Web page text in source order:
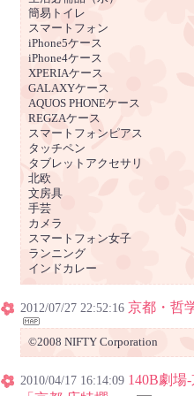
簡易トイレ
スマートフォン
iPhone5ケース
iPhone4ケース
XPERIAケース
GALAXYケース
AQUOS PHONEケース
REGZAケース
スマートフォンピアス
タッチペン
タブレットアクセサリ
北欧
文房具
手芸
カメラ
スマートフォン女子
ランニング
インドカレー
2012/07/27 22:52:16 京都・哲
©2008 NIFTY Corporation
2010/04/17 16:14:09 140B劇場